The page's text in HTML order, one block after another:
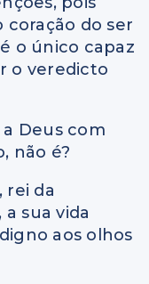
do ser
o único capaz
o veredicto
Deus com
não é?
rei da
sua vida
aos olhos